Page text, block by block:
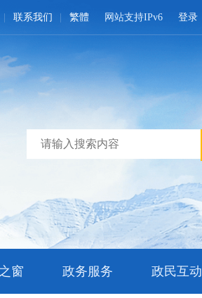
登录
网站支持IPv6
联系我们 繁體
窗 政务服务 政民互动